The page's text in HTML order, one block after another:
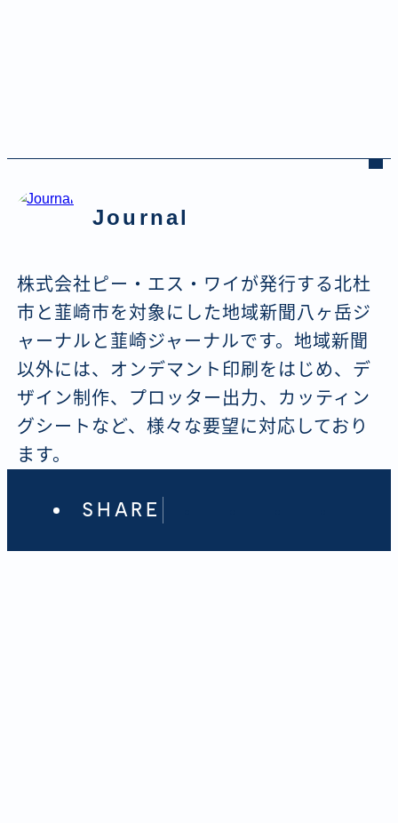
Journal
株式会社ピー・エス・ワイが発行する北杜
市と韮崎市を対象にした地域新聞八ヶ岳ジ
ャーナルと韮崎ジャーナルです。地域新聞
以外には、オンデマント印刷をはじめ、デ
ザイン制作、プロッター出力、カッティン
グシートなど、様々な要望に対応しており
ます。
SHARE